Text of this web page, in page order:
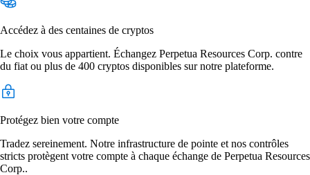
Accédez à des centaines de cryptos
Le choix vous appartient. Échangez Perpetua Resources Corp. contre
du fiat ou plus de 400 cryptos disponibles sur notre plateforme.
Protégez bien votre compte
Tradez sereinement. Notre infrastructure de pointe et nos contrôles
stricts protègent votre compte à chaque échange de Perpetua Resources
Corp..